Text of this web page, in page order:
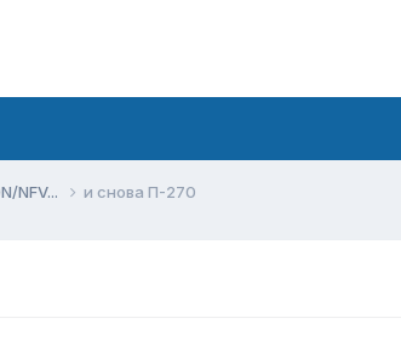
NFV... и снова П-270